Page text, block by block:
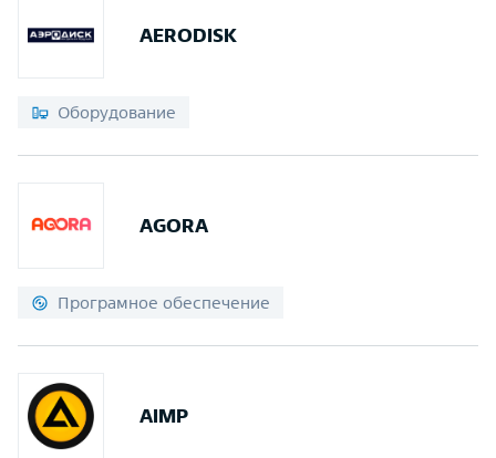
AERODISK
Оборудование
AGORA
Програмное обеспечение
AIMP